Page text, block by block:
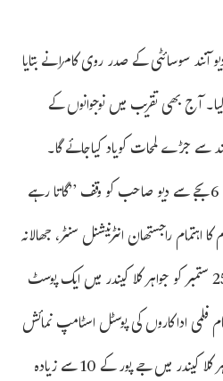
سوسائٹی کے صدر روی کامرا نے بتایا
آج بھی تقریب میں نوجوانوں کے
سے جڑے لمحات کویاد کیاجائے گا۔
انہوں نے بتایا کہ 24 ستمبر کی شام 6 بجے سے دیو صاحب کو وقف ’’گاتا رہے
راجستھان انٹرنیشنل سنٹر، جھالانہ
ڈونگری میں کیا جائے گا، جب کہ 25 ستمبر کو جواہر کلا کیندر میں ایک پوسٹ
فلمی اداکاروں کی پوسٹل اسٹامپ نمائش
ہوگی۔ 26 ستمبر کو صبح 10 بجےجواہر کلا کیندر میں جے پور کے 10 سے زیادہ